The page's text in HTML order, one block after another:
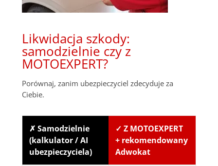
Likwidacja szkody:
samodzielnie czy z
MOTOEXPERT?
Porównaj, zanim ubezpieczyciel zdecyduje za
Ciebie.
✗ Samodzielnie
(kalkulator / AI
ubezpieczyciela)
✓ Z MOTOEXPERT
+ rekomendowany
Adwokat